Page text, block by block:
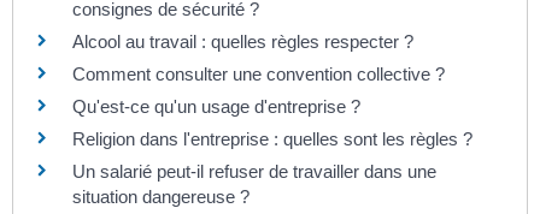
consignes de sécurité ?
Alcool au travail : quelles règles respecter ?
Comment consulter une convention collective ?
Qu'est-ce qu'un usage d'entreprise ?
Religion dans l'entreprise : quelles sont les règles ?
Un salarié peut-il refuser de travailler dans une
situation dangereuse ?